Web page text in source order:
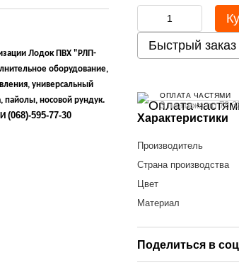
Лодок ПВХ "РЛП-
оборудование,
универсальный
пайолы, носовой рундук.
(068)-595-77-30
Быстрый заказ
ОПЛАТА ЧАСТЯМИ
3 платежа по
Характеристики
Производитель
Страна производства
Цвет
Материал
Поделиться в